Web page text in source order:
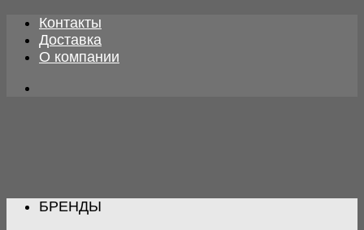
Skip
content
Контакты
Доставка
О компании
БРЕНДЫ